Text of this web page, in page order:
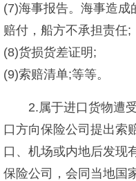
(7)海事报告。海事造成
赔付，船方不承担责任;
(8)货损货差证明;
(9)索赔清单;等等。
2.属于进口货物遭
口方向保险公司提出索
口、机场或内地后发现
保险公司，会同当地国